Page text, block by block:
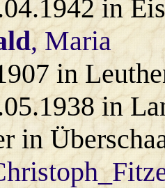
in
, Maria
in
in
in